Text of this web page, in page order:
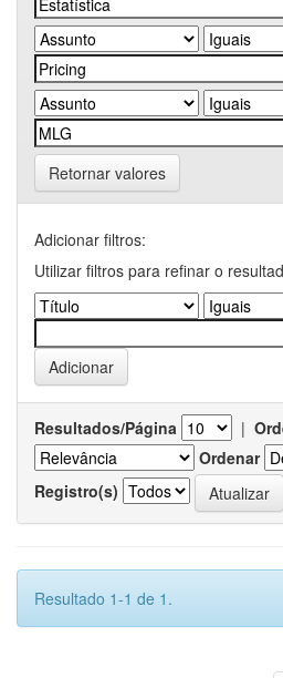
Retornar valores
Adicionar filtros:
Utilizar filtros para refinar o
Resultados/Página |
Ordenar
Registro(s)
Resultado 1-1 de 1.